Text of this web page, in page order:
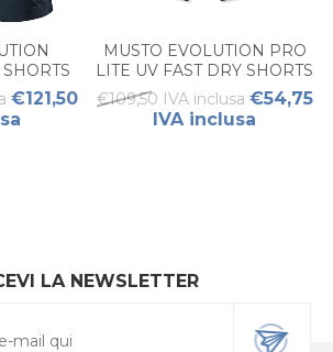
€121,50
MUSTO EVOLUTION PRO
LITE UV FAST DRY SHORTS
DONNA
€109,50 IVA inclusa €54,75
IVA inclusa
LA NEWSLETTER